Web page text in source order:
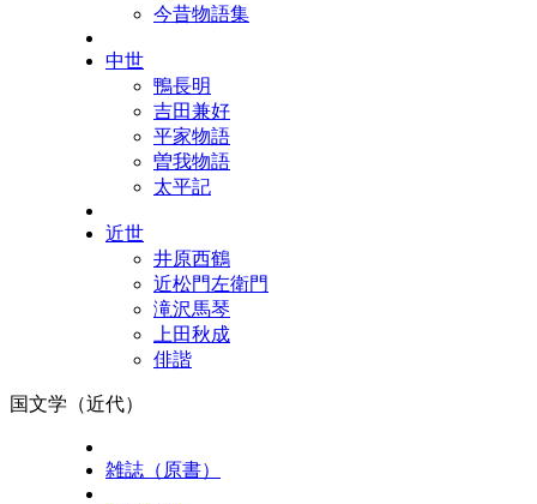
今昔物語集
中世
鴨長明
吉田兼好
平家物語
曽我物語
太平記
近世
井原西鶴
近松門左衛門
滝沢馬琴
上田秋成
俳諧
国文学（近代）
雑誌（原書）